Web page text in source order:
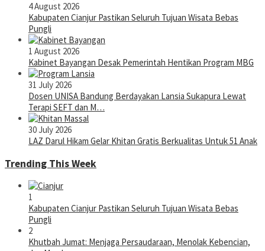
4 August 2026
Kabupaten Cianjur Pastikan Seluruh Tujuan Wisata Bebas
Pungli
1 August 2026
Kabinet Bayangan Desak Pemerintah Hentikan Program MBG
31 July 2026
Dosen UNISA Bandung Berdayakan Lansia Sukapura Lewat
Terapi SEFT dan M…
30 July 2026
LAZ Darul Hikam Gelar Khitan Gratis Berkualitas Untuk 51 Anak
Trending This Week
1
Kabupaten Cianjur Pastikan Seluruh Tujuan Wisata Bebas
Pungli
2
Khutbah Jumat: Menjaga Persaudaraan, Menolak Kebencian,